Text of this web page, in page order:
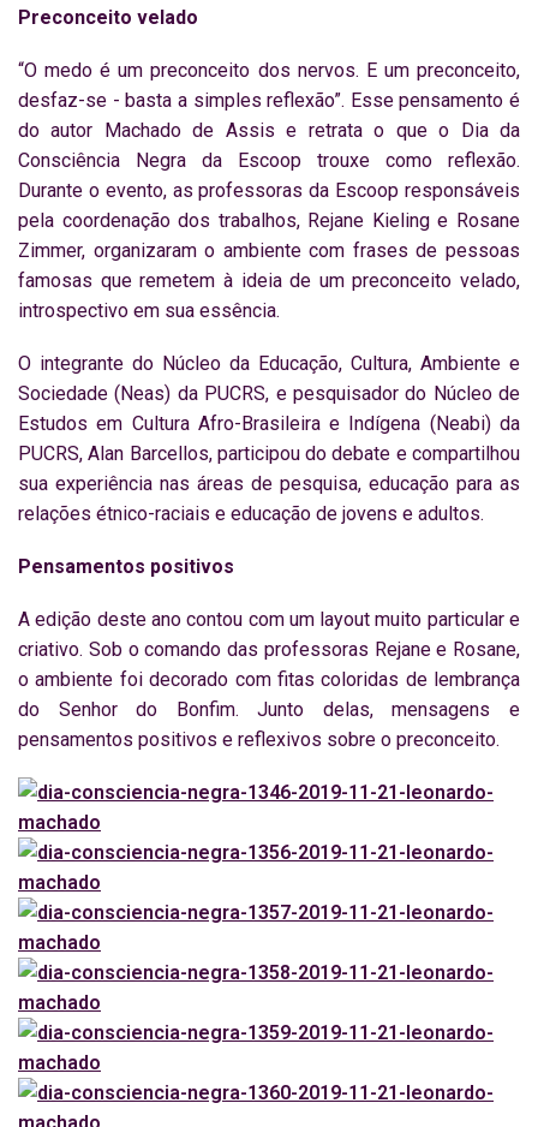
Preconceito velado
“O medo é um preconceito dos nervos. E um preconceito,
desfaz-se - basta a simples reflexão”. Esse pensamento é
do autor Machado de Assis e retrata o que o Dia da
Consciência Negra da Escoop trouxe como reflexão.
Durante o evento, as professoras da Escoop responsáveis
pela coordenação dos trabalhos, Rejane Kieling e Rosane
Zimmer, organizaram o ambiente com frases de pessoas
famosas que remetem à ideia de um preconceito velado,
introspectivo em sua essência.
O integrante do Núcleo da Educação, Cultura, Ambiente e
Sociedade (Neas) da PUCRS, e pesquisador do Núcleo de
Estudos em Cultura Afro-Brasileira e Indígena (Neabi) da
PUCRS, Alan Barcellos, participou do debate e compartilhou
sua experiência nas áreas de pesquisa, educação para as
relações étnico-raciais e educação de jovens e adultos.
Pensamentos positivos
A edição deste ano contou com um layout muito particular e
criativo. Sob o comando das professoras Rejane e Rosane,
o ambiente foi decorado com fitas coloridas de lembrança
do Senhor do Bonfim. Junto delas, mensagens e
pensamentos positivos e reflexivos sobre o preconceito.